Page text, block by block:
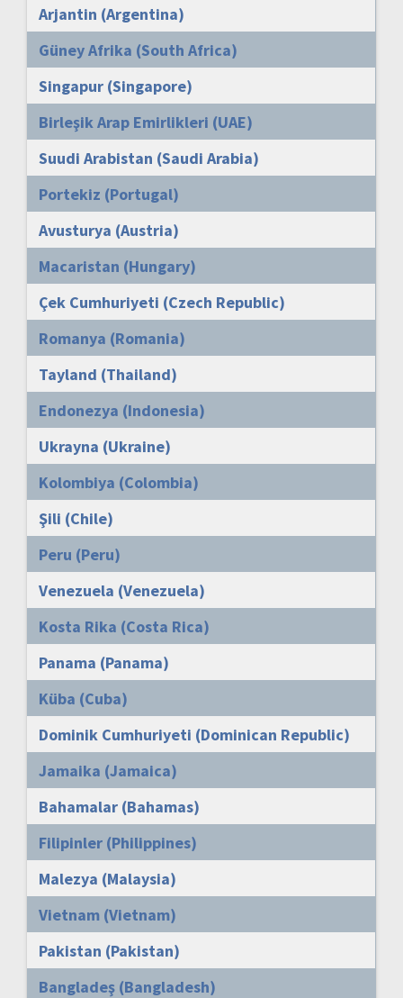
Arjantin (Argentina)
Güney Afrika (South Africa)
Singapur (Singapore)
Birleşik Arap Emirlikleri (UAE)
Suudi Arabistan (Saudi Arabia)
Portekiz (Portugal)
Avusturya (Austria)
Macaristan (Hungary)
Çek Cumhuriyeti (Czech Republic)
Romanya (Romania)
Tayland (Thailand)
Endonezya (Indonesia)
Ukrayna (Ukraine)
Kolombiya (Colombia)
Şili (Chile)
Peru (Peru)
Venezuela (Venezuela)
Kosta Rika (Costa Rica)
Panama (Panama)
Küba (Cuba)
Dominik Cumhuriyeti (Dominican Republic)
Jamaika (Jamaica)
Bahamalar (Bahamas)
Filipinler (Philippines)
Malezya (Malaysia)
Vietnam (Vietnam)
Pakistan (Pakistan)
Bangladeş (Bangladesh)